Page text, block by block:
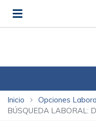
Inicio chevron_right Opciones
BÚSQUEDA LABORAL: